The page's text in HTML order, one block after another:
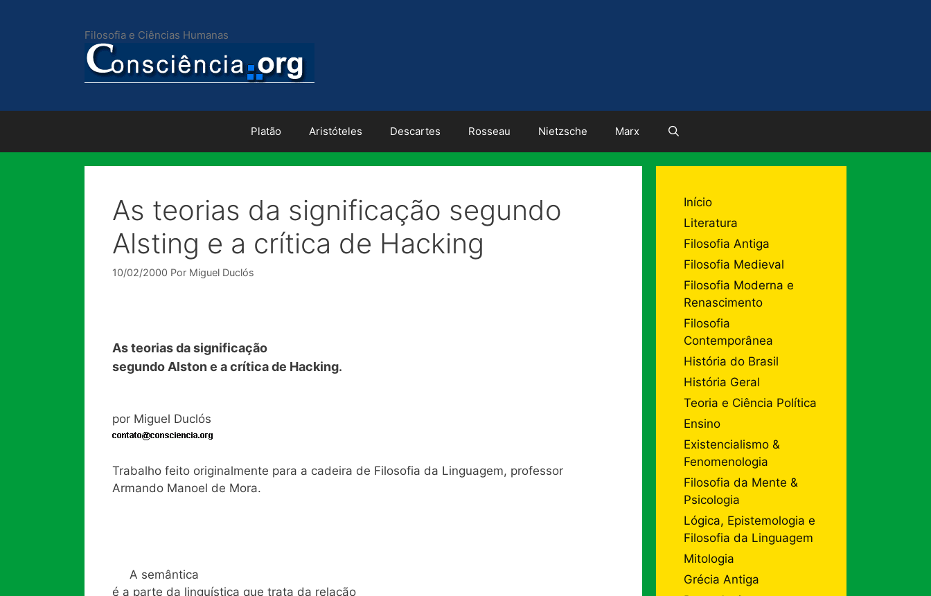
Filosofia e Ciências Humanas
Platão Aristóteles Descartes Rosseau Nietzsche Marx
As teorias da significação segundo
Alsting e a crítica de Hacking
10/02/2000 Por Miguel Duclós
As teorias da significação
segundo Alston e a crítica de Hacking.
por Miguel Duclós
Trabalho feito originalmente para a cadeira de Filosofia da Linguagem, professor
Armando Manoel de Mora.
A semântica
é a parte da linguística que trata da relação
Início
Literatura
Filosofia Antiga
Filosofia Medieval
Filosofia Moderna e
Renascimento
Filosofia
Contemporânea
História do Brasil
História Geral
Teoria e Ciência Política
Ensino
Existencialismo &
Fenomenologia
Filosofia da Mente &
Psicologia
Lógica, Epistemologia e
Filosofia da Linguagem
Mitologia
Grécia Antiga